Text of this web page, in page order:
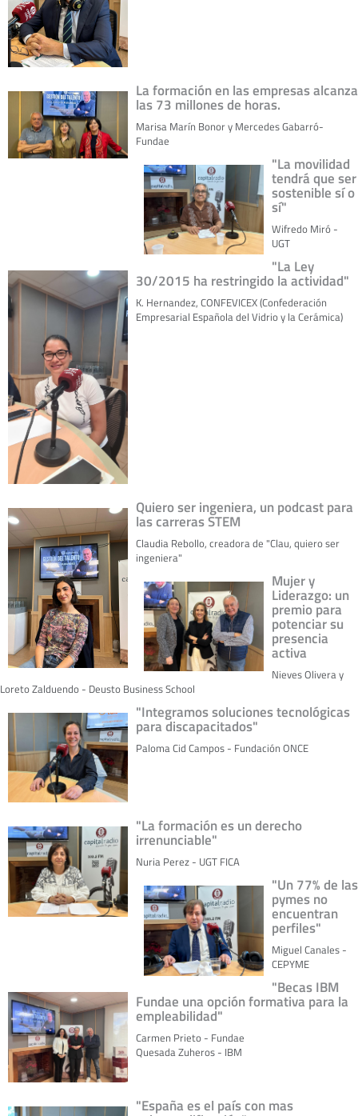
La formación en las empresas alcanza
las 73 millones de horas.
Marisa Marín Bonor y Mercedes Gabarró-
Fundae
"La movilidad
tendrá que ser
sostenible sí o
sí"
Wifredo Miró -
UGT
"La Ley
30/2015 ha restringido la actividad"
K. Hernandez, CONFEVICEX (Confederación
Empresarial Española del Vidrio y la Cerámica)
Quiero ser ingeniera, un podcast para
las carreras STEM
Claudia Rebollo, creadora de "Clau, quiero ser
ingeniera"
Mujer y
Liderazgo: un
premio para
potenciar su
presencia
activa
Nieves Olivera y
Loreto Zalduendo - Deusto Business School
"Integramos soluciones tecnológicas
para discapacitados"
Paloma Cid Campos - Fundación ONCE
"La formación es un derecho
irrenunciable"
Nuria Perez - UGT FICA
"Un 77% de las
pymes no
encuentran
perfiles"
Miguel Canales -
CEPYME
"Becas IBM
Fundae una opción formativa para la
empleabilidad"
Carmen Prieto - Fundae
Quesada Zuheros - IBM
"España es el país con mas